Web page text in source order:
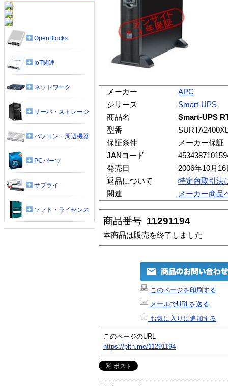
メーカー
APC
シリーズ
Smart-UPS
商品名
Smart-UPS
型番
保証条件
メーカー保証
JANコード
発売日
2006年10月16
返品について
特定商取引法
関連
メーカー商品
商品番号 11291194
本商品は販売を終了しました
このページを印刷する
メールでURLを送る
お気に入りに追加する
このページのURL
https://plth.me/11291194
OpenBlocks
IoT関連
ネットワーク
サーバ・ストレージ
パソコン・周辺機器
PCパーツ
サプライ
ソフト・ライセンス